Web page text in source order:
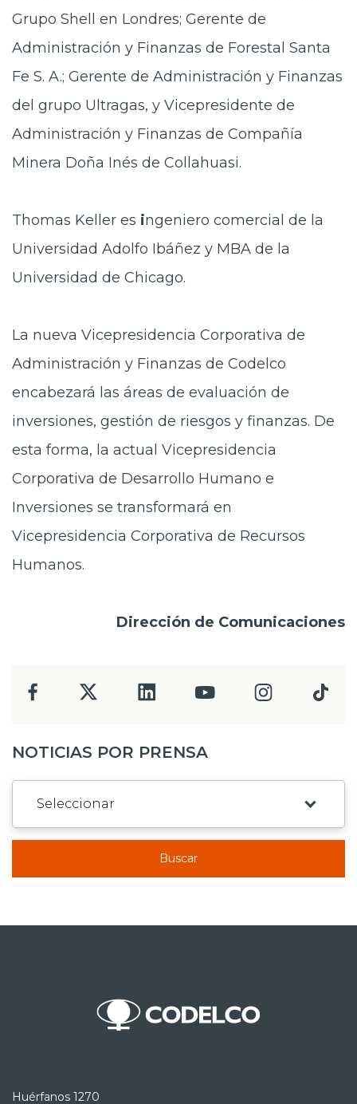
Grupo Shell en Londres; Gerente de
Administración y Finanzas de Forestal Santa
Fe S. A.; Gerente de Administración y Finanzas
del grupo Ultragas, y Vicepresidente de
Administración y Finanzas de Compañía
Minera Doña Inés de Collahuasi.
Thomas Keller es ingeniero comercial de la
Universidad Adolfo Ibáñez y MBA de la
Universidad de Chicago.
La nueva Vicepresidencia Corporativa de
Administración y Finanzas de Codelco
encabezará las áreas de evaluación de
inversiones, gestión de riesgos y finanzas. De
esta forma, la actual Vicepresidencia
Corporativa de Desarrollo Humano e
Inversiones se transformará en
Vicepresidencia Corporativa de Recursos
Humanos.
Dirección de Comunicaciones
NOTICIAS POR PRENSA
Buscar
Huérfanos 1270